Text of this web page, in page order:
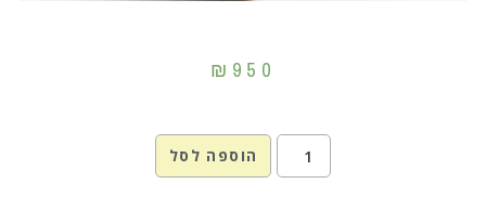
₪ 950
הוספה לסל